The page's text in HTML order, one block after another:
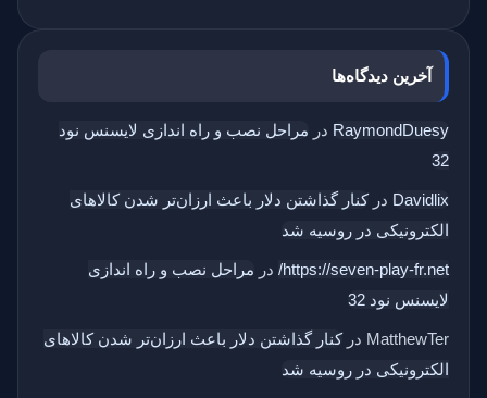
آخرین دیدگاه‌ها
RaymondDuesy در مراحل نصب و راه اندازی لایسنس نود
32
Davidlix درکنار گذاشتن دلار باعث ارزان‌تر شدن کالاهای
الکترونیکی در روسیه شد
https://seven-play-fr.net/ در مراحل نصب و راه اندازی
لایسنس نود 32
MatthewTer درکنار گذاشتن دلار باعث ارزان‌تر شدن کالاهای
الکترونیکی در روسیه شد